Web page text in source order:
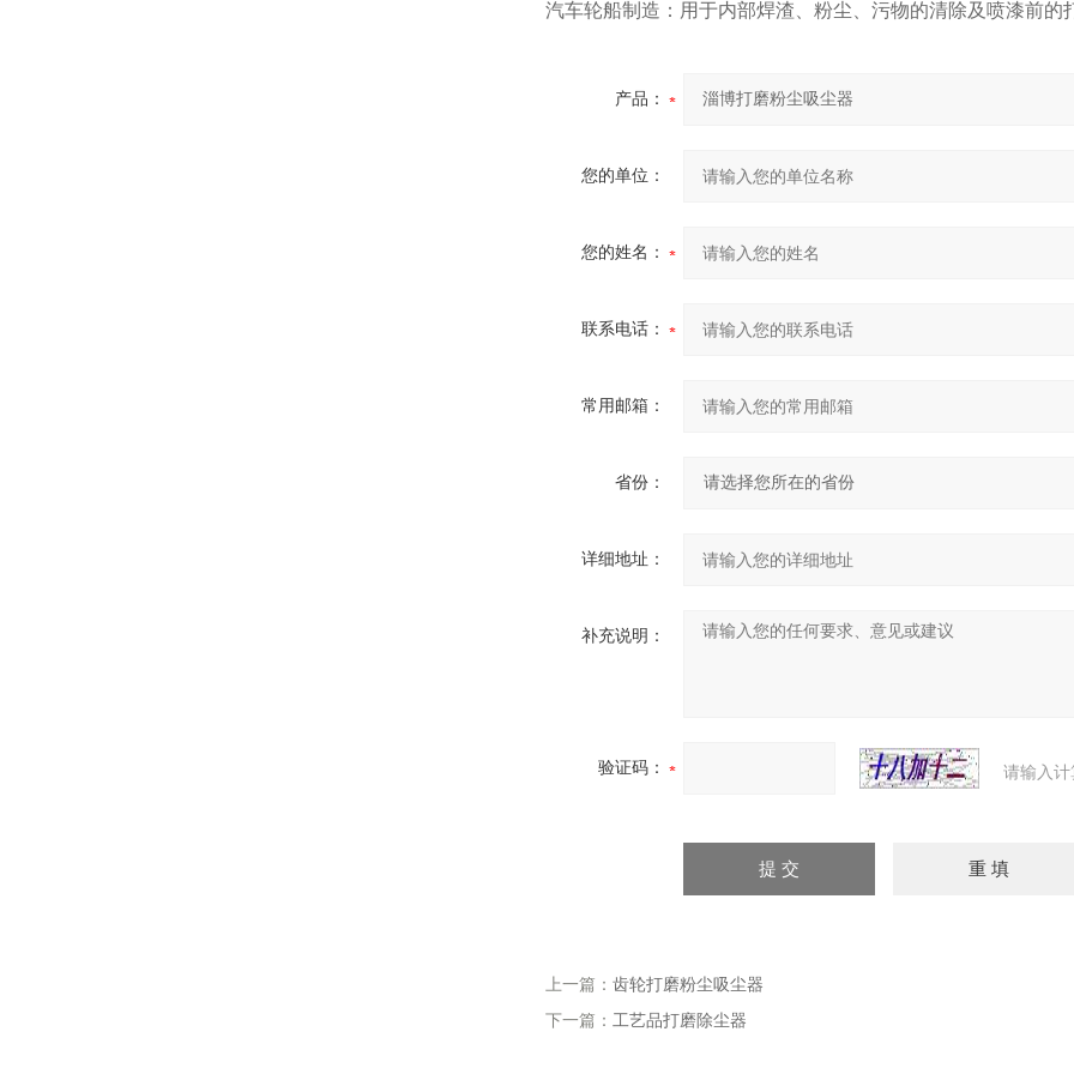
汽车轮船制造：用于内部焊渣、粉尘、污物的清除及喷漆前的
产品：
您的单位：
您的姓名：
联系电话：
常用邮箱：
省份：
详细地址：
补充说明：
验证码： 请输入
上一篇： 齿轮打磨粉尘吸尘器
下一篇： 工艺品打磨除尘器